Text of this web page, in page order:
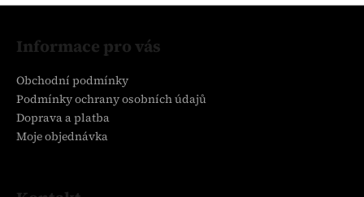
Z
Informace pro vás
Obchodní podmínky
Podmínky ochrany osobních údajů
Doprava a platba
Moje objednávka